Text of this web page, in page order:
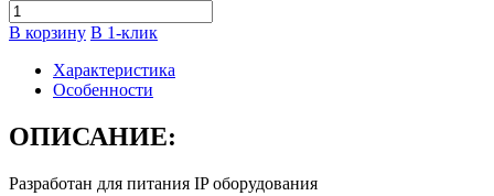
В корзину В 1-клик
Характеристика
Особенности
ОПИСАНИЕ:
Разработан для питания IP оборудования